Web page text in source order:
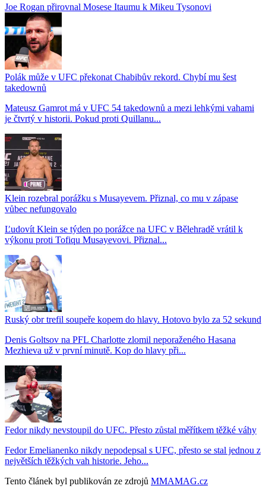
Joe Rogan přirovnal Mosese Itaumu k Mikeu Tysonovi
Polák může v UFC překonat Chabibův rekord. Chybí mu šest
takedownů
Mateusz Gamrot má v UFC 54 takedownů a mezi lehkými vahami
je čtvrtý v historii. Pokud proti Quillanu...
Klein rozebral porážku s Musayevem. Přiznal, co mu v zápase
vůbec nefungovalo
Ľudovít Klein se týden po porážce na UFC v Bělehradě vrátil k
výkonu proti Tofiqu Musayevovi. Přiznal...
Ruský obr trefil soupeře kopem do hlavy. Hotovo bylo za 52 sekund
Denis Goltsov na PFL Charlotte zlomil neporaženého Hasana
Mezhieva už v první minutě. Kop do hlavy při...
Fedor nikdy nevstoupil do UFC. Přesto zůstal měřítkem těžké váhy
Fedor Emelianenko nikdy nepodepsal s UFC, přesto se stal jednou z
největších těžkých vah historie. Jeho...
Tento článek byl publikován ze zdrojů MMAMAG.cz